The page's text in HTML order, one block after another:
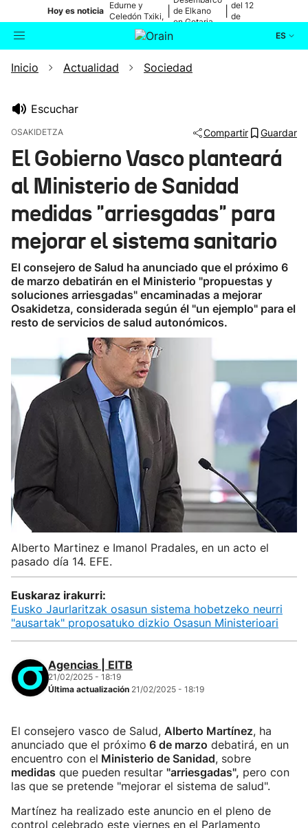
Hoy es noticia
Edurne y
Celedón Txiki,
en directo
de Elkano
en Getaria
del 12
de
ES
Buscador Actualidad
Ikusmiran
Eguraldia
Inicio Actualidad Sociedad
Escuchar
OSAKIDETZA Compartir Guardar
El Gobierno Vasco planteará
al Ministerio de Sanidad
medidas "arriesgadas" para
mejorar el sistema sanitario
El consejero de Salud ha anunciado que el próximo 6
de marzo debatirán en el Ministerio "propuestas y
soluciones arriesgadas" encaminadas a mejorar
Osakidetza, considerada según él "un ejemplo" para el
resto de servicios de salud autonómicos.
Alberto Martinez e Imanol Pradales, en un acto el
pasado día 14. EFE.
Euskaraz irakurri:
Eusko Jaurlaritzak osasun sistema hobetzeko neurri
"ausartak" proposatuko dizkio Osasun Ministerioari
Agencias | EITB
21/02/2025 - 18:19
Última actualización 21/02/2025 - 18:19
El consejero vasco de Salud, Alberto Martínez, ha
anunciado que el próximo 6 de marzo debatirá, en un
encuentro con el Ministerio de Sanidad, sobre
medidas que pueden resultar "arriesgadas", pero con
las que se pretende "mejorar el sistema de salud".
Martínez ha realizado este anuncio en el pleno de
control celebrado este viernes en el Parlamento